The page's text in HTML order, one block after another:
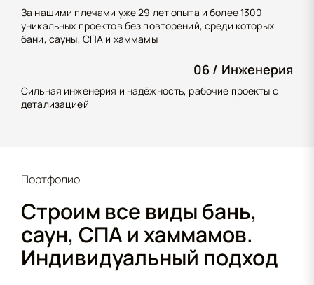
За нашими плечами уже 29 лет опыта и более 1300
уникальных проектов без повторений, среди которых
бани, сауны, СПА и хаммамы
06 / Инженерия
Сильная инженерия и надёжность, рабочие проекты с
детализацией
Портфолио
Строим все виды бань,
саун, СПА и хаммамов.
Индивидуальный подход